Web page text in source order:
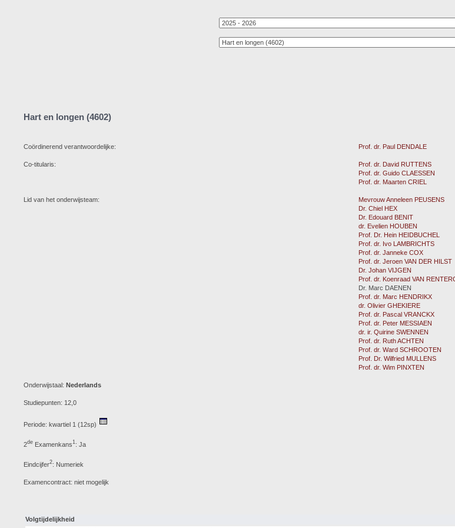
Hart en longen (4602)
Coördinerend verantwoordelijke: Prof. dr. Paul DENDALE
Co-titularis:
Prof. dr. David RUTTENS
Prof. dr. Guido CLAESSEN
Prof. dr. Maarten CRIEL
Lid van het onderwijsteam:
Mevrouw Anneleen PEUSENS
Dr. Chiel HEX
Dr. Edouard BENIT
dr. Evelien HOUBEN
Prof. Dr. Hein HEIDBUCHEL
Prof. dr. Ivo LAMBRICHTS
Prof. dr. Janneke COX
Prof. dr. Jeroen VAN DER HILST
Dr. Johan VIJGEN
Prof. dr. Koenraad VAN
Dr. Marc DAENEN
Prof. dr. Marc HENDRIKX
dr. Olivier GHEKIERE
Prof. dr. Pascal VRANCKX
Prof. dr. Peter MESSIAEN
dr. ir. Quirine SWENNEN
Prof. dr. Ruth ACHTEN
Prof. dr. Ward SCHROOTEN
Prof. Dr. Wilfried MULLENS
Prof. dr. Wim PINXTEN
Onderwijstaal: Nederlands
Studiepunten: 12,0
Periode: kwartiel 1 (12sp)
2de Examenkans1: Ja
Eindcijfer2: Numeriek
Examencontract: niet mogelijk
Volgtijdelijkheid